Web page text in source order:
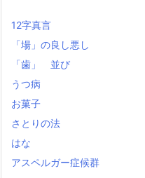
12字真言
「場」の良し悪し
「歯」 並び
うつ病
お菓子
さとりの法
はな
アスペルガー症候群